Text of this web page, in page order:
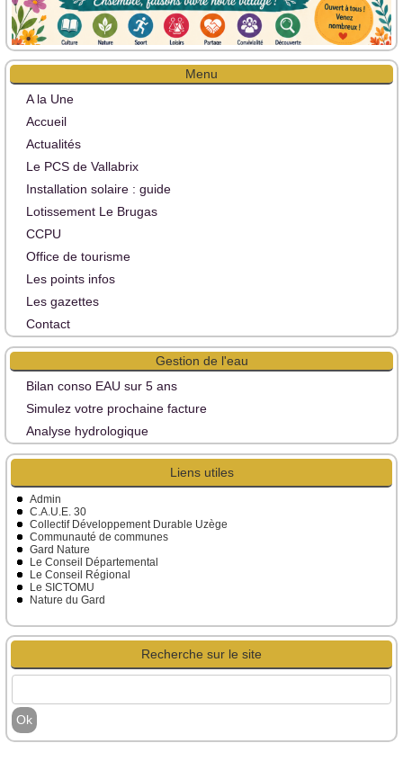
Menu
A la Une
Accueil
Actualités
Le PCS de Vallabrix
Installation solaire : guide
Lotissement Le Brugas
CCPU
Office de tourisme
Les points infos
Les gazettes
Contact
Gestion de l'eau
Bilan conso EAU sur 5 ans
Simulez votre prochaine facture
Analyse hydrologique
Liens utiles
Admin
C.A.U.E. 30
Collectif Développement Durable Uzège
Communauté de communes
Gard Nature
Le Conseil Départemental
Le Conseil Régional
Le SICTOMU
Nature du Gard
Recherche sur le site